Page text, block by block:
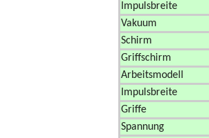
Impulsbreite
Vakuum
Schirm
Griffschirm
Arbeitsmodell
Impulsbreite
Griffe
Spannung